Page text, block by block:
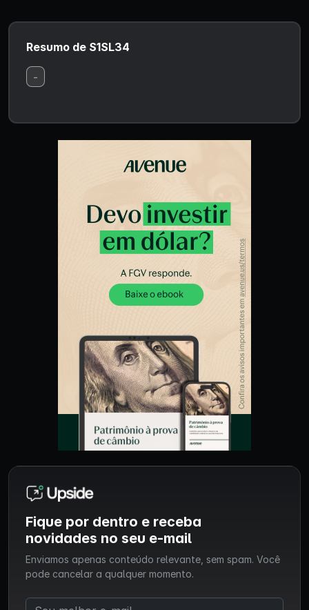
Resumo de S1SL34
-
Fique por dentro e receba
novidades no seu e-mail
Enviamos apenas conteúdo relevante, sem spam. Você
pode cancelar a qualquer momento.